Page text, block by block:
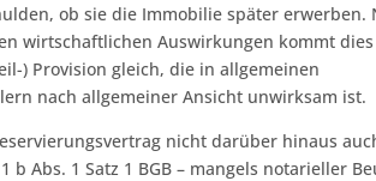
ob sie die Immobilie später erwerben.
wirtschaftlichen Auswirkungen kommt
) Provision gleich, die in allgemeinen
nach allgemeiner Ansicht unwirksam ist.
nicht darüber hinaus
b Abs. 1 Satz 1 BGB – mangels notarieller